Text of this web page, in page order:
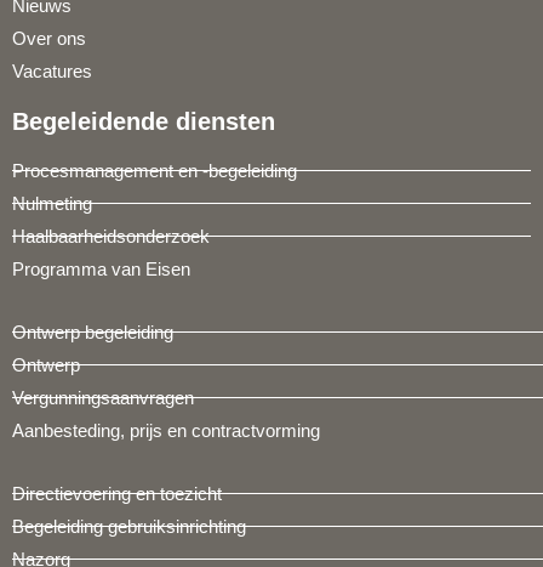
Nieuws
Over ons
Vacatures
Begeleidende diensten
Procesmanagement en -begeleiding
Nulmeting
Haalbaarheidsonderzoek
Programma van Eisen
Ontwerp begeleiding
Ontwerp
Vergunningsaanvragen
Aanbesteding, prijs en contractvorming
Directievoering en toezicht
Begeleiding gebruiksinrichting
Nazorg